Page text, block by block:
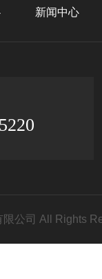
新闻中心
限公司 All Rights